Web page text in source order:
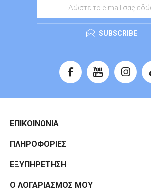
SUBSCRIBE
ΕΠΙΚΟΙΝΩΝΊΑ
ΠΛΗΡΟΦΟΡΊΕΣ
ΕΞΥΠΗΡΈΤΗΣΗ
Ο ΛΟΓΑΡΙΑΣΜΌΣ ΜΟΥ